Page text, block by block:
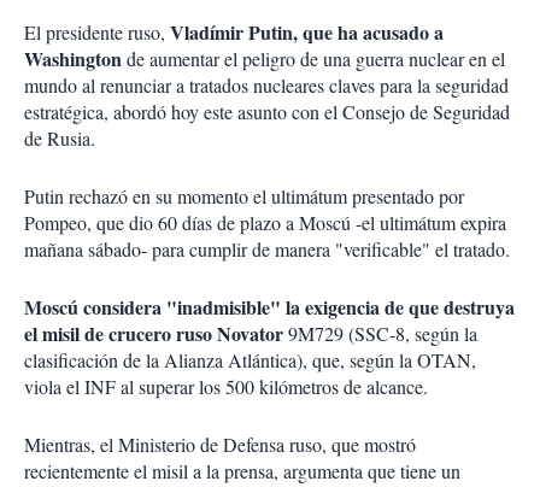
El presidente ruso, Vladímir Putin, que ha acusado a
Washingtonde aumentar el peligro de una guerra nuclear en el
mundo al renunciar a tratados nucleares claves para la seguridad
estratégica, abordó hoy este asunto con el Consejo de Seguridad
de Rusia.
Putin rechazó en su momento el ultimátum presentado por
Pompeo, que dio 60 días de plazo a Moscú -el ultimátum expira
mañana sábado- para cumplir de manera "verificable" el tratado.
Moscú considera "inadmisible" la exigencia de que destruya
el misil de crucero ruso Novator9M729 (SSC-8, según la
clasificación de la Alianza Atlántica), que, según la OTAN,
viola el INF al superar los 500 kilómetros de alcance.
Mientras, el Ministerio de Defensa ruso, que mostró
recientemente el misil a la prensa, argumenta que tiene un